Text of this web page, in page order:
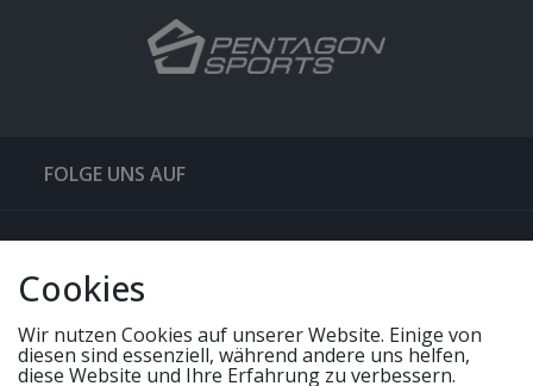
FOLGE UNS AUF
QUICKLINKS & TIPPS
Cookies
Wir nutzen Cookies auf unserer Website. Einige von
diesen sind essenziell, während andere uns helfen,
diese Website und Ihre Erfahrung zu verbessern.